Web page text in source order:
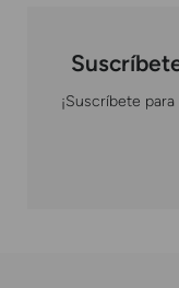
¡Suscríbete